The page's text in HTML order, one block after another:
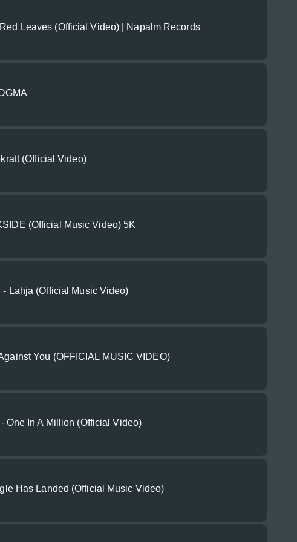
Leaves (Official Video) | Napalm Records
(Official Video)
(Official Music Video) 5K
- Lahja (Official Music Video)
You (OFFICIAL MUSIC VIDEO)
One In A Million (Official Video)
Has Landed (Official Music Video)